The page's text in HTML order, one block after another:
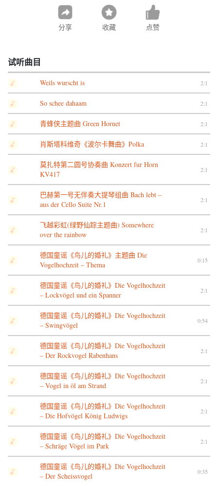
分享 收藏 点赞
试听曲目
Weils wurscht is 2:1
So schee dahaam 2:1
青蜂侠主题曲 Green Hornet 2:1
肖斯塔科维奇《波尔卡舞曲》Polka 2:1
莫扎特第二圆号协奏曲 Konzert fur Horn
KV417
2:1
巴赫第一号无伴奏大提琴组曲 Bach lebt –
aus der Cello Suite Nr.1
2:1
飞越彩虹(绿野仙踪主题曲) Somewhere
over the rainbow
2:1
德国童谣《鸟儿的婚礼》主题曲 Die
Vogelhochzeit – Thema
0:15
德国童谣《鸟儿的婚礼》Die Vogelhochzeit
– Lockvögel und ein Spanner
2:1
德国童谣《鸟儿的婚礼》Die Vogelhochzeit
– Swingvögel
0:54
德国童谣《鸟儿的婚礼》Die Vogelhochzeit
– Der Rockvogel Rabenhans
2:1
德国童谣《鸟儿的婚礼》Die Vogelhochzeit
– Vogel in öl am Strand
2:1
德国童谣《鸟儿的婚礼》Die Vogelhochzeit
– Die Hofvögel König Ludwigs
2:1
德国童谣《鸟儿的婚礼》Die Vogelhochzeit
– Schräge Vögel im Park
2:1
德国童谣《鸟儿的婚礼》Die Vogelhochzeit
– Der Scheissvogel
0:35